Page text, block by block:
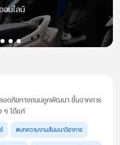
อนไลน์
อดภัยทางถนนถูกพัฒนา ขึ้นจากการ
ๆ ได้แก่
#บทความงานสัมมนาวิชาการ